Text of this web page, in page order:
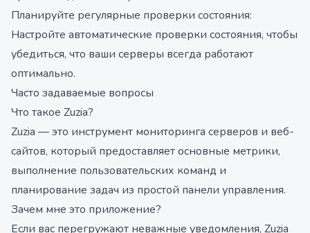
Планируйте регулярные проверки состояния:
Настройте автоматические проверки состояния, чтобы
убедиться, что ваши серверы всегда работают
оптимально.
Часто задаваемые вопросы
Что такое Zuzia?
Zuzia — это инструмент мониторинга серверов и веб-
сайтов, который предоставляет основные метрики,
выполнение пользовательских команд и
планирование задач из простой панели управления.
Зачем мне это приложение?
Если вас перегружают неважные уведомления, Zuzia